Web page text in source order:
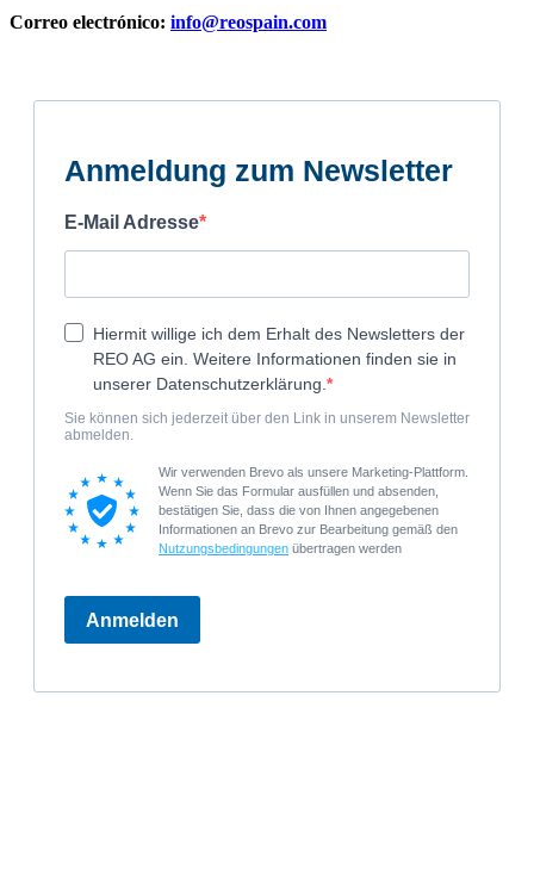
Correo electrónico: info@reospain.com